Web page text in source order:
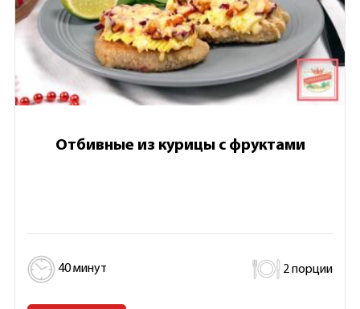
Отбивные из курицы с фруктами
40 минут 2 порции